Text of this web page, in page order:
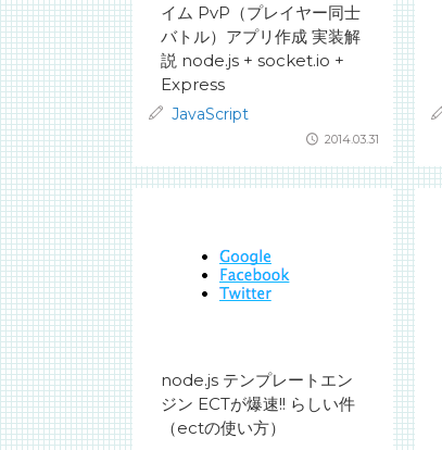
イム PvP（プレイヤー同士
バトル）アプリ作成 実装解
説 node.js + socket.io +
Express
JavaScript
2014.03.31
node.js テンプレートエン
ジン ECTが爆速!! らしい件
（ectの使い方）